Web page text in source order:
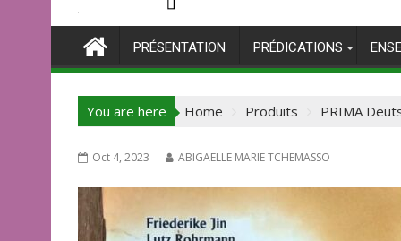
PRÉSENTATION PRÉDICATIONS
You are here Home Produits PRIMA
Oct 4, 2023 ABIGAËLLE MARIE TCHEMASSO